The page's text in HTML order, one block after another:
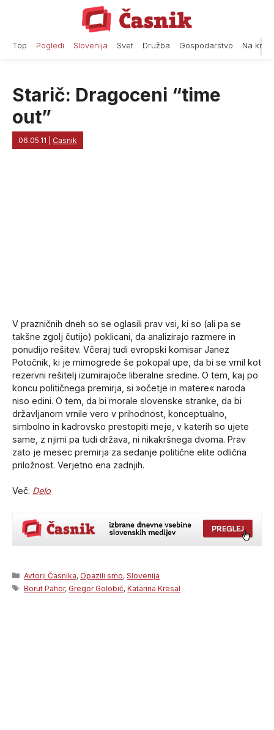
Top Pogledi Slovenija Svet Družba Gospodarstvo Na
Starič: Dragoceni “time
out”
06.05.11 Casnik
V prazničnih dneh so se oglasili prav vsi, ki so (ali pa se
takšne zgolj čutijo) poklicani, da analizirajo razmere in
ponudijo rešitev. Včeraj tudi evropski komisar Janez
Potočnik, ki je mimogrede še pokopal upe, da bi se vrnil kot
rezervni rešitelj izumirajoče liberalne sredine. O tem, kaj po
koncu političnega premirja, si »očetje in matere« naroda
niso edini. O tem, da bi morale slovenske stranke, da bi
državljanom vrnile vero v prihodnost, konceptualno,
simbolno in kadrovsko prestopiti meje, v katerih so ujete
same, z njimi pa tudi država, ni nikakršnega dvoma. Prav
zato je mesec premirja za sedanje politične elite odlična
priložnost. Verjetno ena zadnjih.
Več: Delo
Categories
Avtorji Časnika, Opazili smo,Slovenija
Tags
Borut Pahor, Gregor Golobič,Katarina Kresal